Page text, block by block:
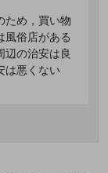
ため，買い物
風俗店がある
辺の治安は良
は悪くない